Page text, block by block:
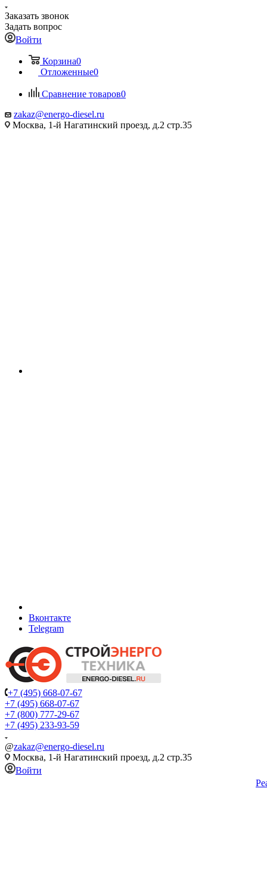
Заказать звонок
Задать вопрос
Войти
Корзина0
Отложенные0
Сравнение товаров0
zakaz@energo-diesel.ru
Москва, 1-й Нагатинский проезд, д.2 стр.35
Вконтакте
Telegram
+7 (495) 668-07-67
+7 (495) 668-07-67
+7 (800) 777-29-67
+7 (495) 233-93-59
@zakaz@energo-diesel.ru
Москва, 1-й Нагатинский проезд, д.2 стр.35
Войти